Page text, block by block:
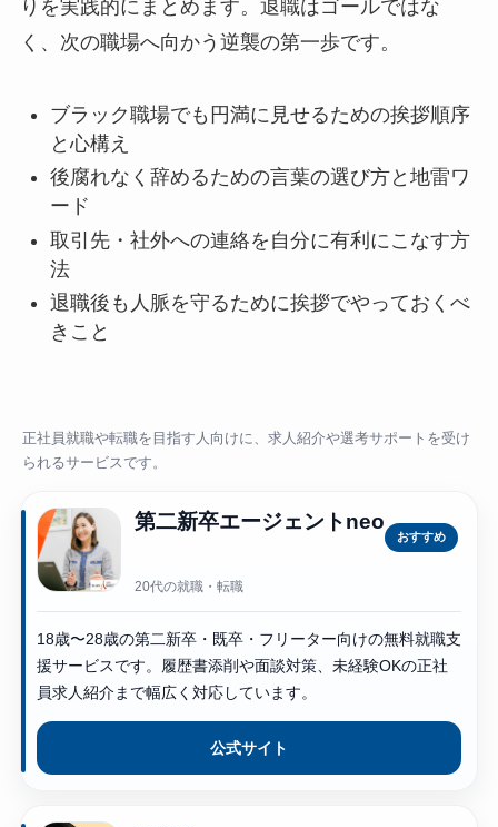
りを実践的にまとめます。退職はゴールではな
く、次の職場へ向かう逆襲の第一歩です。
ブラック職場でも円満に見せるための挨拶順序
と心構え
後腐れなく辞めるための言葉の選び方と地雷ワ
ード
取引先・社外への連絡を自分に有利にこなす方
法
退職後も人脈を守るために挨拶でやっておくべ
きこと
正社員就職や転職を目指す人向けに、求人紹介や選考サポートを受け
られるサービスです。
第二新卒エージェントneo
おすすめ
20代の就職・転職
18歳〜28歳の第二新卒・既卒・フリーター向けの無料就職支
援サービスです。履歴書添削や面談対策、未経験OKの正社
員求人紹介まで幅広く対応しています。
公式サイト